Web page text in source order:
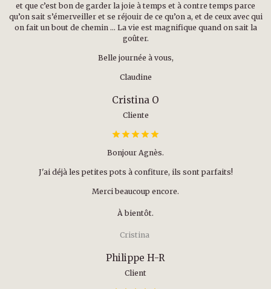
et que c’est bon de garder la joie à temps et à contre temps parce
qu’on sait s’émerveiller et se réjouir de ce qu’on a, et de ceux avec qui
on fait un bout de chemin … La vie est magnifique quand on sait la
goûter.
Belle journée à vous,
Claudine
Cristina O
Cliente
Bonjour Agnès.
J'ai déjà les petites pots à confiture, ils sont parfaits!
Merci beaucoup encore.
À bientôt.
Cristina
Philippe H-R
Client